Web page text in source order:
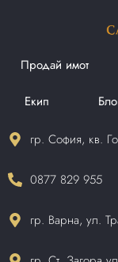
Продай имот
Екип
гр. София, кв.
0877 829 955
гр. Варна, ул.